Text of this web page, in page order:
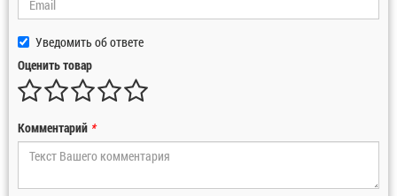
Уведомить об ответе
Оценить товар
Комментарий *